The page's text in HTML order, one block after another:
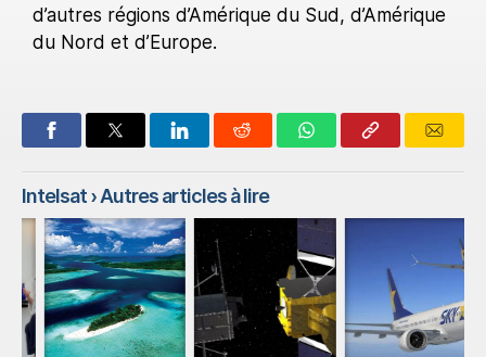
d’autres régions d’Amérique du Sud, d’Amérique
du Nord et d’Europe.
Intelsat› Autres articles à lire